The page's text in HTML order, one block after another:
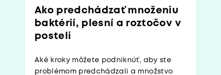
Ako predchádzať množeniu
baktérií, plesní a roztočov v
posteli
Aké kroky môžete podniknúť, aby ste
problémom predchádzali a množstvo